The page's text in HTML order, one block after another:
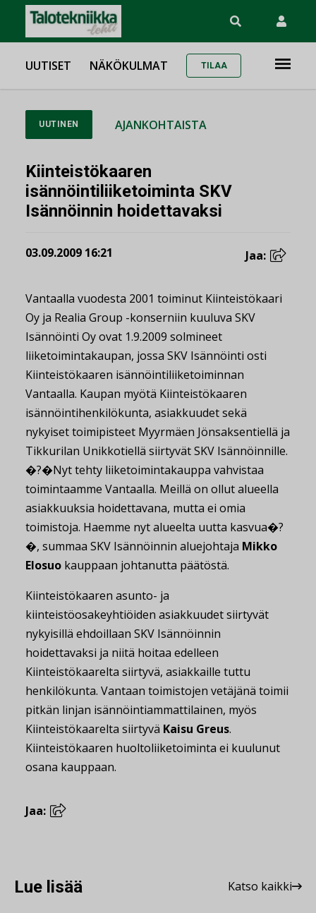
UUTISET NÄKÖKULMAT TILAA
UUTINEN AJANKOHTAISTA
Kiinteistökaaren
isännöintiliiketoiminta SKV
Isännöinnin hoidettavaksi
03.09.2009 16:21 Jaa:
Vantaalla vuodesta 2001 toiminut Kiinteistökaari
Oy ja Realia Group -konserniin kuuluva SKV
Isännöinti Oy ovat 1.9.2009 solmineet
liiketoimintakaupan, jossa SKV Isännöinti osti
Kiinteistökaaren isännöintiliiketoiminnan
Vantaalla. Kaupan myötä Kiinteistökaaren
isännöintihenkilökunta, asiakkuudet sekä
nykyiset toimipisteet Myyrmäen Jönsaksentiellä ja
Tikkurilan Unikkotiellä siirtyvät SKV Isännöinnille.
�?�Nyt tehty liiketoimintakauppa vahvistaa
toimintaamme Vantaalla. Meillä on ollut alueella
asiakkuuksia hoidettavana, mutta ei omia
toimistoja. Haemme nyt alueelta uutta kasvua�?
�, summaa SKV Isännöinnin aluejohtaja Mikko
Elosuo kauppaan johtanutta päätöstä.
Kiinteistökaaren asunto- ja
kiinteistöosakeyhtiöiden asiakkuudet siirtyvät
nykyisillä ehdoillaan SKV Isännöinnin
hoidettavaksi ja niitä hoitaa edelleen
Kiinteistökaarelta siirtyvä, asiakkaille tuttu
henkilökunta. Vantaan toimistojen vetäjänä toimii
pitkän linjan isännöintiammattilainen, myös
Kiinteistökaarelta siirtyvä Kaisu Greus.
Kiinteistökaaren huoltoliiketoiminta ei kuulunut
osana kauppaan.
Jaa:
Lue lisää Katso kaikki